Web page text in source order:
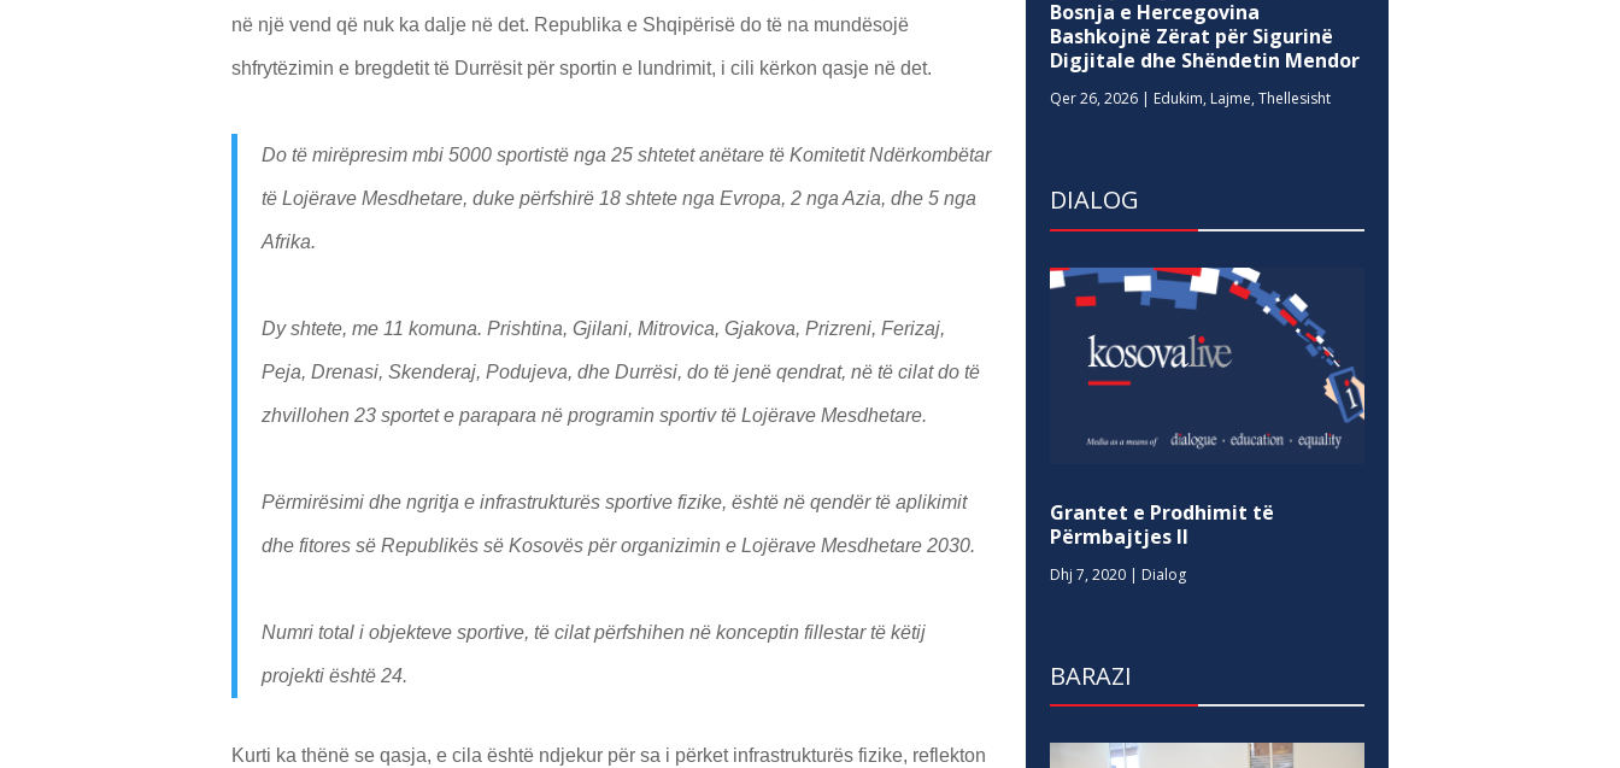
në një vend që nuk ka dalje në det. Republika e Shqipërisë do të na mundësojë
shfrytëzimin e bregdetit të Durrësit për sportin e lundrimit, i cili kërkon qasje në det.
Do të mirëpresim mbi 5000 sportistë nga 25 shtetet anëtare të Komitetit Ndërkombëtar
të Lojërave Mesdhetare, duke përfshirë 18 shtete nga Evropa, 2 nga Azia, dhe 5 nga
Afrika.
Dy shtete, me 11 komuna. Prishtina, Gjilani, Mitrovica, Gjakova, Prizreni, Ferizaj,
Peja, Drenasi, Skenderaj, Podujeva, dhe Durrësi, do të jenë qendrat, në të cilat do të
zhvillohen 23 sportet e parapara në programin sportiv të Lojërave Mesdhetare.
Përmirësimi dhe ngritja e infrastrukturës sportive fizike, është në qendër të aplikimit
dhe fitores së Republikës së Kosovës për organizimin e Lojërave Mesdhetare 2030.
Numri total i objekteve sportive, të cilat përfshihen në konceptin fillestar të këtij
projekti është 24.
Kurti ka thënë se qasja, e cila është ndjekur për sa i përket infrastrukturës fizike, reflekton
Bosnja e Hercegovina
Bashkojnë Zërat për Sigurinë
Digjitale dhe Shëndetin Mendor
Qer 26, 2026 | Edukim, Lajme,Thellesisht
DIALOG
Grantet e Prodhimit të
Përmbajtjes II
Dhj 7, 2020 | Dialog
BARAZI